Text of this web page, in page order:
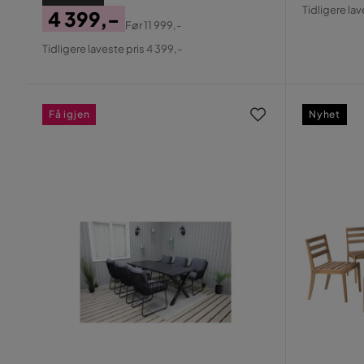
Pris
4 399,-
Original
Før11 999,-
Tidligere laveste pris 4 399,-
Tidligere
Få igjen Nyhet